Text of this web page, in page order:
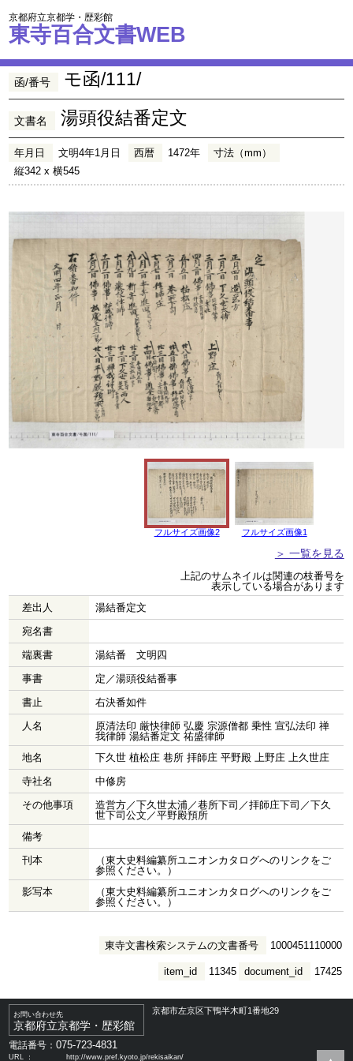
京都府立京都学・歴彩館
東寺百合文書WEB
函/番号 モ函/111/
文書名 湯頭役結番定文
年月日 文明4年1月日 西暦 1472年
寸法（mm）
縦342 x 横545
フルサイズ画像2 フルサイズ画像1
＞ 一覧を見る
上記のサムネイルは関連の枝番号を
表示している場合があります
差出人
湯結番定文
宛名書
端裏書
湯結番 文明四
事書
定／湯頭役結番事
書止
右決番如件
人名
原清法印 厳快律師 弘慶 宗源僧都 乗性 宣弘法印 禅
我律師 湯結番定文 祐盛律師
地名
下久世 植松庄 巷所 拝師庄 平野殿 上野庄 上久世庄
寺社名
中修房
その他事項
造営方／下久世太浦／巷所下司／拝師庄下司／下久
世下司公文／平野殿預所
備考
刊本
（東大史料編纂所ユニオンカタログへのリンクをご
参照ください。）
影写本
（東大史料編纂所ユニオンカタログへのリンクをご
参照ください。）
東寺文書検索システムの文書番号 1000451110000
document_id 17425
item_id 11345
お問い合わせ先
京都府立京都学・歴彩館
京都市左京区下鴨半木町1番地29
電話番号：075-723-4831
URL ： http://www.pref.kyoto.jp/rekisaikan/